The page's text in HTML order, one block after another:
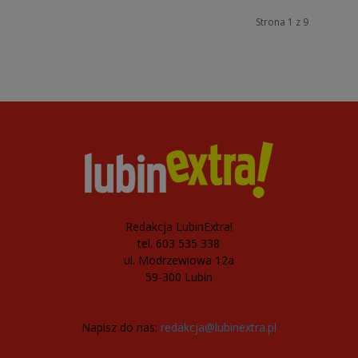
Strona 1 z 9
Redakcja LubinExtra!
tel. 603 535 338
ul. Modrzewiowa 12a
59-300 Lubin
Napisz do nas: redakcja@lubinextra.pl